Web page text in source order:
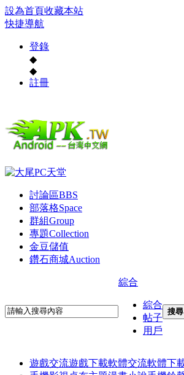
設為首頁收藏本站
快捷導航
登錄
◆
◆
註冊
討論區BBS
部落格Space
群組Group
專題Collection
金豆儲值
鑽石商城Auction
綜合
綜合
帖子
用戶
搜尋
遊戲交流遊戲下載軟體交流軟體下